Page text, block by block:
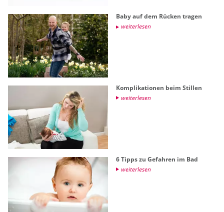
Baby auf dem Rü­cken tra­gen
wei­ter­le­sen
Kom­pli­ka­tio­nen beim Stil­len
wei­ter­le­sen
6 Tipps zu Ge­fah­ren im Bad
wei­ter­le­sen